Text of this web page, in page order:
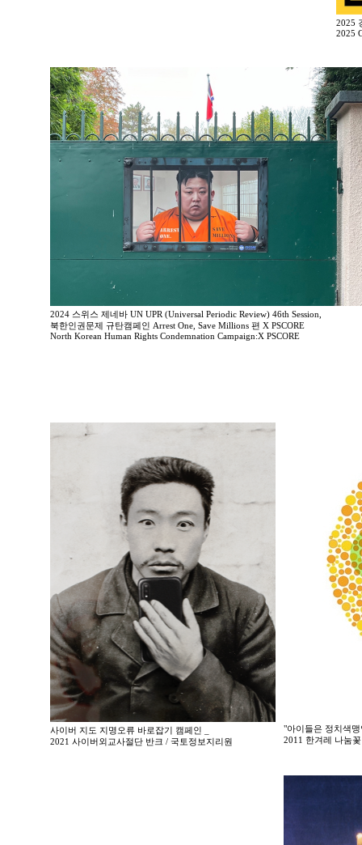
2025
2025
2024 스위스 제네바 UN UPR (Universal Periodic Review) 46th Session,
북한인권문제 규탄캠페인 Arrest One, Save Millions 편 X PSCORE
North Korean Human Rights Condemnation Campaign:X PSCORE
사이버 지도 지명오류 바로잡기 캠페인 _
2021 사이버외교사절단 반크 / 국토정보지리원
"아이들은 정치색
2011 한겨레 나눔